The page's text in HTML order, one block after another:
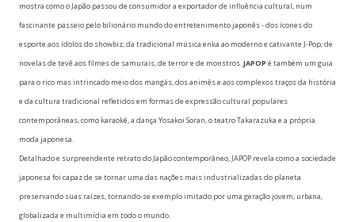
mostra como o Japão passou de consumidor a exportador de influência cultural, num
fascinante passeio pelo bilionário mundo do entretenimento japonês - dos ícones do
esporte aos ídolos do showbiz; da tradicional música enka ao moderno e cativante J-Pop; de
novelas de tevê aos filmes de samurais, de terror e de monstros.JAPOP é também um guia
para o rico mas intrincado meio dos mangás, dos animês e aos complexos traços da história
e da cultura tradicional refletidos em formas de expressão cultural populares
contemporâneas, como karaokê, a dança Yosakoi Soran, o teatro Takarazuka e a própria
moda japonesa.
Detalhado e surpreendente retrato do Japão contemporâneo, JAPOP revela como a sociedade
japonesa foi capaz de se tornar uma das nações mais industrializadas do planeta
preservando suas raízes, tornando-se exemplo imitado por uma geração jovem, urbana,
globalizada e multimídia em todo o mundo.